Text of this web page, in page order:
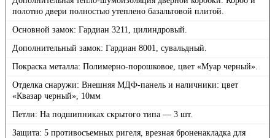
полотно двери полностью утеплено базальтовой плитой.
Основной замок: Гардиан 3211, цилиндровый.
Дополнительный замок: Гардиан 8001, сувальдный.
Покраска металла: Полимерно-порошковое, цвет «Муар черный».
Отделка снаружи: Внешняя МДФ-панель и наличники: цвет
«Квазар черный», 10мм
Петли: На подшипниках скрытого типа — 3 шт.
Защита: 5 противосъемных ригеля, врезная броненакладка для